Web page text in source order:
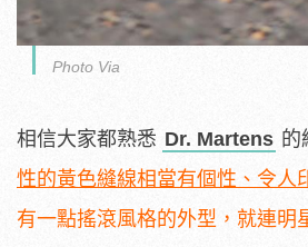
Photo Via
相信大家都熟悉 Dr. Martens 的
性的黃色縫線相當有個性、令人
有一點搖滾風格的外型，就連明